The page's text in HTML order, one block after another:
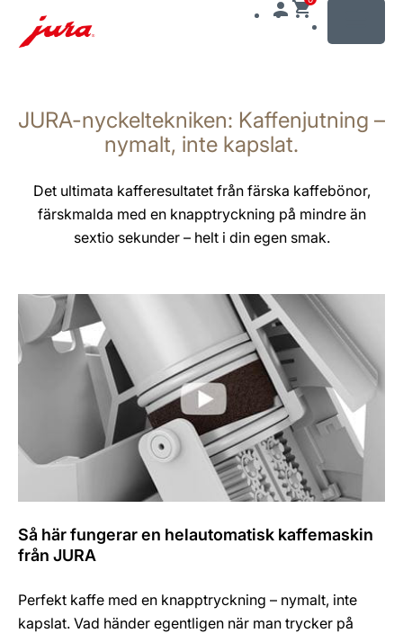
innehåll
sökning
JURA-nyckeltekniken: Kaffenjutning –
nymalt, inte kapslat.
Det ultimata kafferesultatet från färska kaffebönor,
färskmalda med en knapptryckning på mindre än
sextio sekunder – helt i din egen smak.
Så här fungerar en helautomatisk kaffemaskin
från JURA
Perfekt kaffe med en knapptryckning – nymalt, inte
kapslat. Vad händer egentligen när man trycker på